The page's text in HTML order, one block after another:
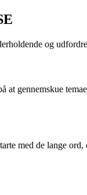
og
at gennemskue
med de lange